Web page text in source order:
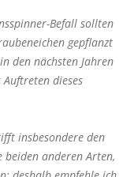
Befall sollten
gepflanzt
den nächsten Jahren
dieses
insbesondere den
beiden anderen Arten,